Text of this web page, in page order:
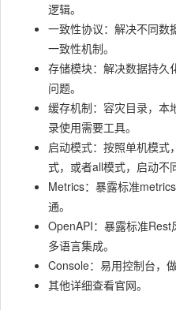
逻辑。
一致性协议：解决不同数
一致性机制。
存储模块：解决数据持久
问题。
缓存机制：容灾目录，本
录使用需要工具。
启动模式：按照单机模式
式，或者all模式，启动不
Metrics：暴露标准
通。
OpenAPI：暴露标准
多语言集成。
Console：易用控制台，
其他详细查看官网。